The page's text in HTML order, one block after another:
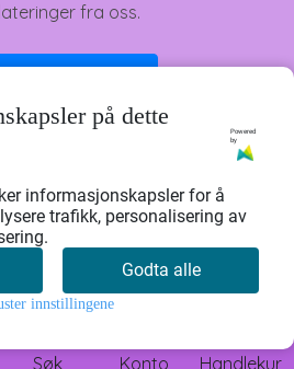
Søk Konto Handlekur
fra oss.
på nyhetsbrev
på dette
Powered
by
informasjonskapsler for å
trafikk, personalisering av
Godta alle
innstillingene